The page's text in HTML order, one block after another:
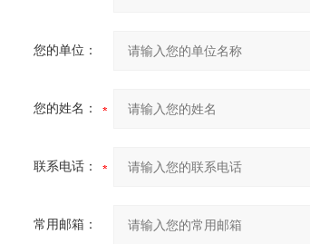
您的单位：
您的姓名：
联系电话：
常用邮箱：